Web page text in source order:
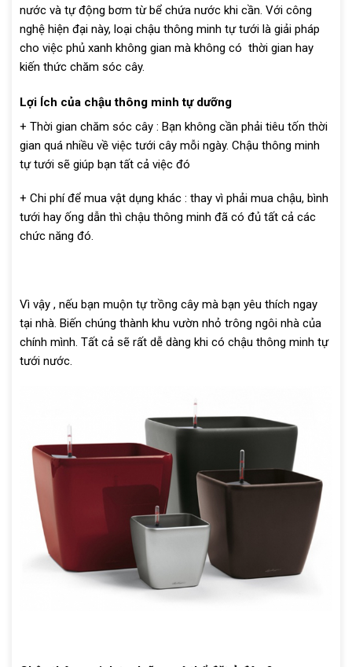
nước và tự động bơm từ bể chứa nước khi cần. Với công
nghệ hiện đại này, loại chậu thông minh tự tưới là giải pháp
cho việc phủ xanh không gian mà không có thời gian hay
kiến thức chăm sóc cây.
Lợi Ích của chậu thông minh tự dưỡng
+ Thời gian chăm sóc cây : Bạn không cần phải tiêu tốn thời
gian quá nhiều về việc tưới cây mỗi ngày. Chậu thông minh
tự tưới sẽ giúp bạn tất cả việc đó
+ Chi phí để mua vật dụng khác : thay vì phải mua chậu, bình
tưới hay ống dẫn thì chậu thông minh đã có đủ tất cả các
chức năng đó.
Vì vậy , nếu bạn muộn tự trồng cây mà bạn yêu thích ngay
tại nhà. Biến chúng thành khu vườn nhỏ trông ngôi nhà của
chính mình. Tất cả sẽ rất dễ dàng khi có chậu thông minh tự
tưới nước.